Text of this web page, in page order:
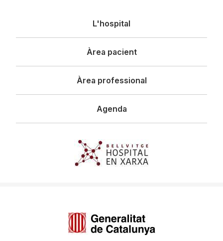
principal
L'hospital
Àrea pacient
Àrea professional
Agenda